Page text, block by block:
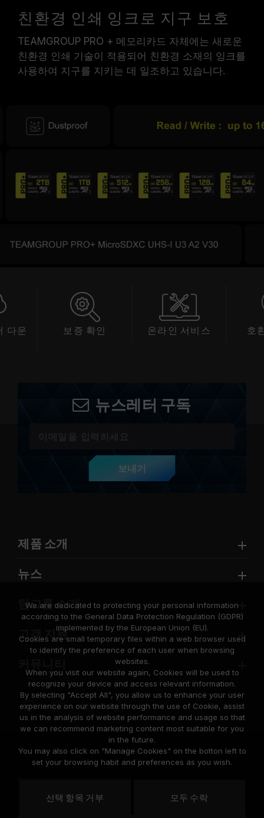
친환경 인쇄 잉크로 지구 보호
TEAMGROUP PRO + 메모리카드 자체에는 새로운
친환경 인쇄 기술이 적용되어 친환경 소재의 잉크를
사용하여 지구를 지키는 데 일조하고 있습니다.
다운
보증 확인 온라인 서비스 호
뉴스레터 구독
보내기
제품 소개
뉴스
팀그룹 소개
고객 지원
© 2026 Team Group Inc. All Rights Reserved.
United
We are dedicated to protecting your personal information
according to the General Data Protection Regulation (GDPR)
implemented by the European Union (EU).
Cookies are small temporary files within a web browser used
to identify the preference of each user when browsing
websites.
When you visit our website again, Cookies will be used to
recognize your device and access relevant information.
By selecting "Accept All", you allow us to enhance your user
experience on our website through the use of Cookie, assist
us in the analysis of website performance and usage so that
we can recommend marketing content most suitable for you
in the future.
You may also click on "Manage Cookies" on the botton left to
set your browsing habit and preferences as you wish.
선택 항목 거부 모두 수락